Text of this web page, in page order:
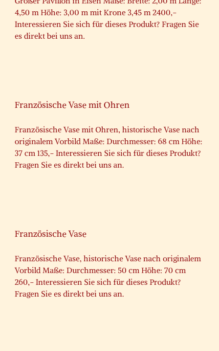
4,50 m Höhe: 3,00 m mit Krone 3,45 m 2400,-
Interessieren Sie sich für dieses Produkt? Fragen Sie
es direkt bei uns an.
Französische Vase mit Ohren
Französische Vase mit Ohren, historische Vase nach
originalem Vorbild Maße: Durchmesser: 68 cm Höhe:
37 cm 135,- Interessieren Sie sich für dieses Produkt?
Fragen Sie es direkt bei uns an.
Französische Vase
Französische Vase, historische Vase nach originalem
Vorbild Maße: Durchmesser: 50 cm Höhe: 70 cm
260,- Interessieren Sie sich für dieses Produkt?
Fragen Sie es direkt bei uns an.